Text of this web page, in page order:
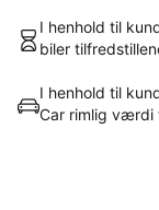
I henhold til
biler
I henhold til
Car rimlig værdi